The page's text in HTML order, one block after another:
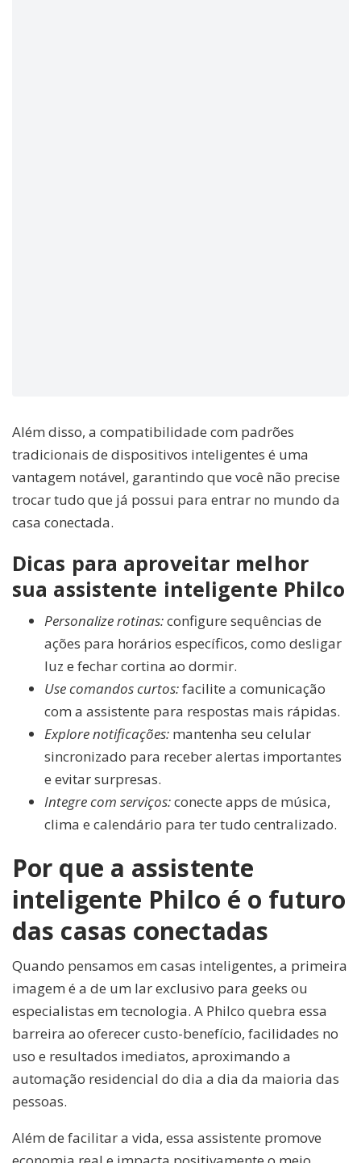
Além disso, a compatibilidade com padrões
tradicionais de dispositivos inteligentes é uma
vantagem notável, garantindo que você não precise
trocar tudo que já possui para entrar no mundo da
casa conectada.
Dicas para aproveitar melhor
sua assistente inteligente Philco
Personalize rotinas:configure sequências de
ações para horários específicos, como desligar
luz e fechar cortina ao dormir.
Use comandos curtos:facilite a comunicação
com a assistente para respostas mais rápidas.
Explore notificações: mantenha seu celular
sincronizado para receber alertas importantes
e evitar surpresas.
Integre com serviços:conecte apps de música,
clima e calendário para ter tudo centralizado.
Por que a assistente
inteligente Philco é o futuro
das casas conectadas
Quando pensamos em casas inteligentes, a primeira
imagem é a de um lar exclusivo para geeks ou
especialistas em tecnologia. A Philco quebra essa
barreira ao oferecer custo-benefício, facilidades no
uso e resultados imediatos, aproximando a
automação residencial do dia a dia da maioria das
pessoas.
Além de facilitar a vida, essa assistente promove